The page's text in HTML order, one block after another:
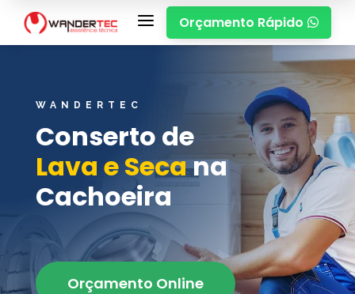
a Orçamento Rápido 
WANDERTEC
Conserto de
Lava e Secana
Cachoeira
Orçamento Online